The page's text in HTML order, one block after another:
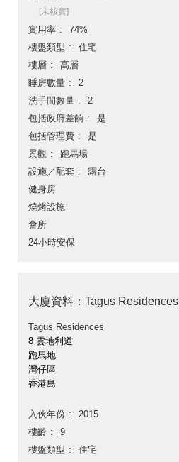
[未核實]
實用率
74%
樓盤類型
住宅
樓層
高層
睡房數量
2
洗手間數量
2
包括政府差餉
是
包括管理費
是
景觀
跑馬場
設施／配套
露台
健身房
燒烤設施
會所
24小時安保
大廈資料：Tagus Residences
Tagus Residences
8 雲地利道
跑馬地
灣仔區
香港島
入伙年份
2015
樓齡
9
樓盤類型
住宅